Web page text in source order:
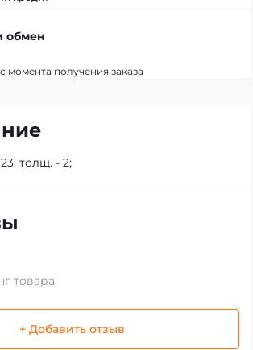
обмен
момента получения заказа
толщ. - 2;
товара
+ Добавить отзыв